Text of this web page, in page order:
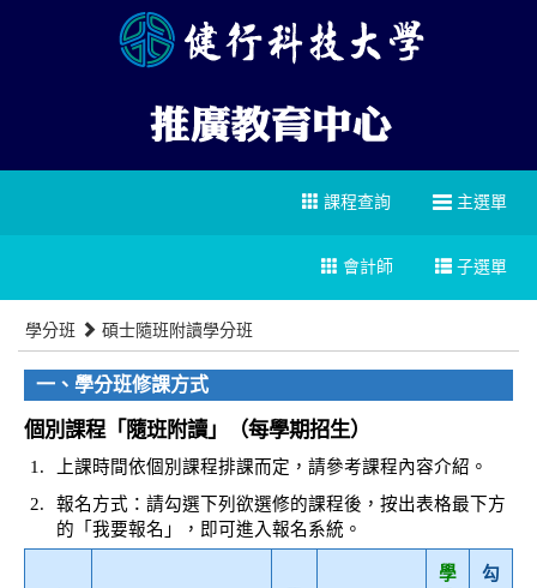
主選單
課程查詢
子選單
會計師
學分班 碩士隨班附讀學分班
一、學分班修課方式
個別課程「隨班附讀」（每學期招生）
1.
上課時間依個別課程排課而定，請參考課程內容介紹。
2.
報名方式：請勾選下列欲選修的課程後，按出表格最下方
的「我要報名」，即可進入報名系統。
學
勾